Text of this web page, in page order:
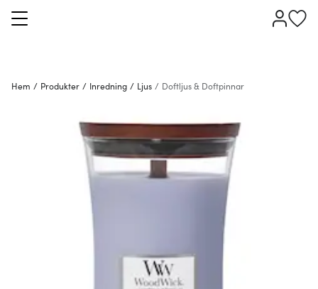
Hem / Produkter / Inredning / Ljus / Doftljus & Doftpinnar